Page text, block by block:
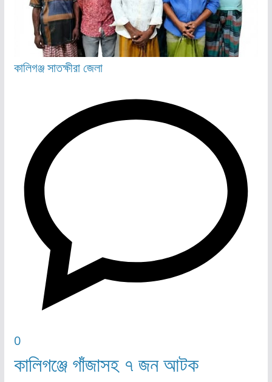
কালিগঞ্জসাতক্ষীরা জেলা
0
কালিগঞ্জে গাঁজাসহ ৭ জন আটক